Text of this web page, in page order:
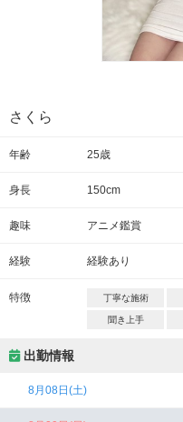
さくら
年齢 25歳
身長 150cm
趣味 アニメ鑑賞
経験 経験あり
特徴 丁寧な施術
聞き上手
出勤情報
8月08日(土)